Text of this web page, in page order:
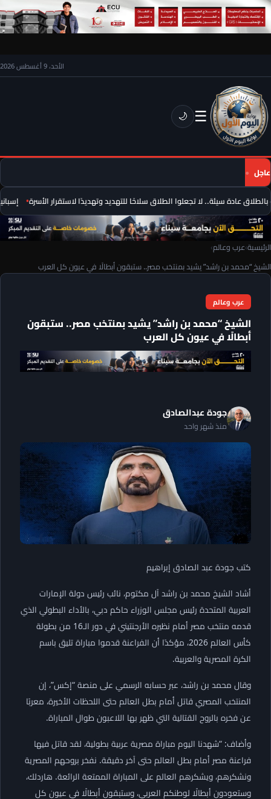
الأحد، 9 أغسطس 2026
☰
🌙
عاجل
عادة سيئة.. لا تجعلوا الطلاق سلاحًا للتهديد وتهديدًا لاستقرار الأسرة
الرئيسية›عرب وعالم›
الشيخ “محمد بن راشد” يشيد بمنتخب مصر.. ستبقون أبطالًا في عيون كل العرب
عرب وعالم
الشيخ “محمد بن راشد” يشيد بمنتخب مصر.. ستبقون
أبطالًا في عيون كل العرب
جودة عبدالصادق
منذ شهر واحد
كتب جودة عبد الصادق إبراهيم
أشاد الشيخ محمد بن راشد آل مكتوم، نائب رئيس دولة الإمارات
العربية المتحدة رئيس مجلس الوزراء حاكم دبي، بالأداء البطولي الذي
قدمه منتخب مصر أمام نظيره الأرجنتيني في دور الـ16 من بطولة
كأس العالم 2026، مؤكدًا أن الفراعنة قدموا مباراة تليق باسم
الكرة المصرية والعربية.
وقال محمد بن راشد، عبر حسابه الرسمي على منصة “إكس”، إن
المنتخب المصري قاتل أمام بطل العالم حتى اللحظات الأخيرة، معربًا
عن فخره بالروح القتالية التي ظهر بها اللاعبون طوال المباراة.
وأضاف: “شهدنا اليوم مباراة مصرية عربية بطولية، لقد قاتل فيها
فراعنة مصر أمام بطل العالم حتى آخر دقيقة. نفخر بروحهم المصرية
ونشكرهم، ويشكرهم العالم على المباراة الممتعة الرائعة. هاردلك،
وستعودون أبطالًا لوطنكم العربي، وستبقون أبطالًا في عيون كل